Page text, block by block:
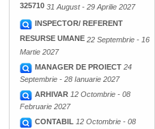
325710 31 August - 29 Aprilie 2027
INSPECTOR/ REFERENT
RESURSE UMANE 22 Septembrie - 16
Martie 2027
MANAGER DE PROIECT 24
Septembrie - 28 Ianuarie 2027
ARHIVAR 12 Octombrie - 08
Februarie 2027
CONTABIL 12 Octombrie - 08